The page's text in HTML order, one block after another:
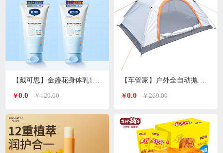
【戴可思】金盏花身体乳150ml*2支
￥0.0 ￥129.00
【车管家】户外全自动抛帐帐篷GJ-2203
￥0.0 ￥269.00